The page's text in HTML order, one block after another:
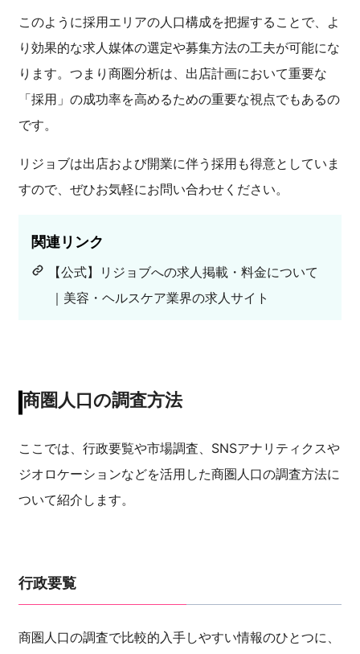
このように採用エリアの人口構成を把握することで、よ
り効果的な求人媒体の選定や募集方法の工夫が可能にな
ります。つまり商圏分析は、出店計画において重要な
「採用」の成功率を高めるための重要な視点でもあるの
です。
リジョブは出店および開業に伴う採用も得意としていま
すので、ぜひお気軽にお問い合わせください。
関連リンク
【公式】リジョブへの求人掲載・料金について
｜美容・ヘルスケア業界の求人サイト
商圏人口の調査方法
ここでは、行政要覧や市場調査、SNSアナリティクスや
ジオロケーションなどを活用した商圏人口の調査方法に
ついて紹介します。
行政要覧
商圏人口の調査で比較的入手しやすい情報のひとつに、